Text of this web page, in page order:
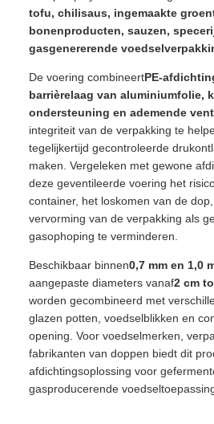
tofu, chilisaus, ingemaakte
bonenproducten, sauzen,
gasgenererende
De voering combineertPE-
barrièrelaag van aluminiumfolie,
ondersteuning en ademende
integriteit van de verpakking te
tegelijkertijd gecontroleerde
maken. Vergeleken met gewone
deze geventileerde voering het
container, het loskomen van de
vervorming van de verpakking als
gasophoping te verminderen.
Beschikbaar binnen0,7 mm en 1,0
aangepaste diameters vanaf2 cm
worden gecombineerd met
glazen potten, voedselblikken en
opening. Voor voedselmerken,
fabrikanten van doppen biedt dit
afdichtingsoplossing voor
gasproducerende